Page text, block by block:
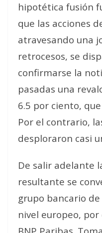
hipotética fusión
que las acciones
atravesando una
retrocesos, se
confirmarse la
pasadas una
6.5 por ciento,
Por el contrario,
desploraron casi
De salir adelante
resultante se
grupo bancario
nivel europeo,